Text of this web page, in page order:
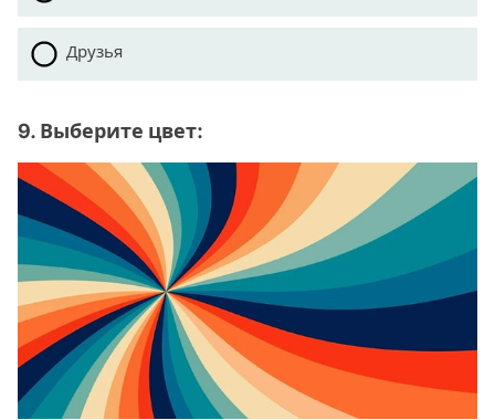
Друзья
9. Выберите цвет: